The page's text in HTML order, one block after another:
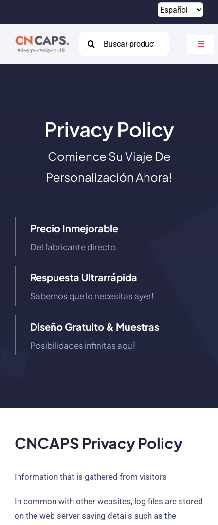
contenido
Buscar:
CatalogarPrivacy Policy
Comience Su Viaje De
Personalización Ahora!
Precio Inmejorable
Del fabricante directo.
Respuesta Ultrarrápida
Sabemos que lo necesitas ayer!
Diseño Gratuito & Muestras
Posibilidades infinitas aquí!
CNCAPS Privacy Policy
Information that is gathered from visitors
In common with other websites, log files are stored
on the web server saving details such as the